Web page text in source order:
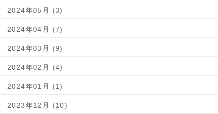
2024年05月 (3)
2024年04月 (7)
2024年03月 (9)
2024年02月 (4)
2024年01月 (1)
2023年12月 (10)